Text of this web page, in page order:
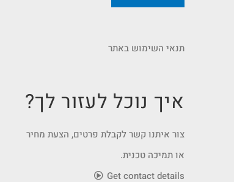
תנאי השימוש באתר
איך נוכל לעזור לך?
צור איתנו קשר לקבלת פרטים, הצעת מחיר
או תמיכה טכנית.
Get contact details